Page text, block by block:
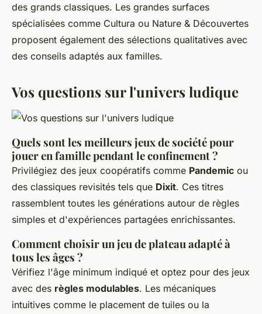
des grands classiques. Les grandes surfaces
spécialisées comme Cultura ou Nature & Découvertes
proposent également des sélections qualitatives avec
des conseils adaptés aux familles.
Vos questions sur l'univers ludique
Quels sont les meilleurs jeux de société pour
jouer en famille pendant le confinement ?
Privilégiez des jeux coopératifs comme Pandemic ou
des classiques revisités tels que Dixit. Ces titres
rassemblent toutes les générations autour de règles
simples et d'expériences partagées enrichissantes.
Comment choisir un jeu de plateau adapté à
tous les âges ?
Vérifiez l'âge minimum indiqué et optez pour des jeux
avec des règles modulables. Les mécaniques
intuitives comme le placement de tuiles ou la